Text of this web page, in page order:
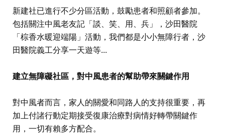
新建社已進行不少分區活動，鼓勵患者和照顧者參加。
包括關注中風老友記「談、笑、用、兵」，沙田醫院
「棕香水暖迎端陽」活動，我們都是小小無障行者，沙
田醫院義工分享一天遊等...
建立無障礙社區，對中風患者的幫助帶來關鍵作用
對中風者而言，家人的關愛和同路人的支持很重要，再
加上付諸行動定期接受復康治療對病情好轉帶關鍵作
用，一切有賴多方配合。